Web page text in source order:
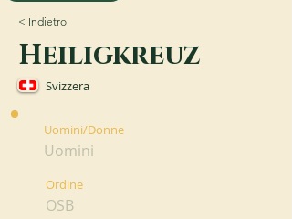
< Indietro
Heiligkreuz
Svizzera
Uomini/Donne
Uomini
Ordine
OSB